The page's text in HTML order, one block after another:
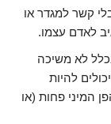
קשר למגדר או
לאדם עצמו.
לא משיכה
להיות
המיני פחות (או